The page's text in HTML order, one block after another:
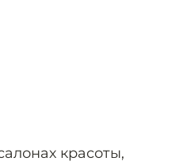
красоты,